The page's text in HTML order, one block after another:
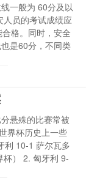
一般为 60分及以
员的考试成绩应
格。同时，安全
是60分，不同类
悬殊的比赛常被
界杯历史上一些
利 10-1 萨尔瓦多
杯） 2. 匈牙利 9-